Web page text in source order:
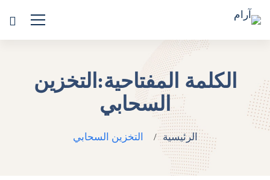
الكلمة المفتاحية:التخزين
السحابي
الرئيسية التخزين السحابي